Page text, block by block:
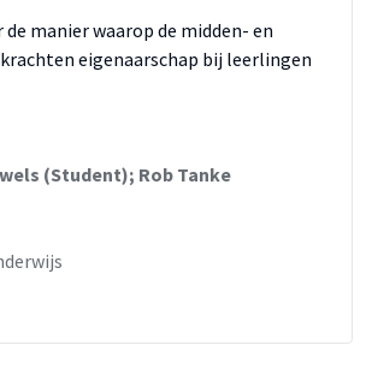
manier waarop de midden- en
eigenaarschap bij leerlingen
(Student); Rob Tanke